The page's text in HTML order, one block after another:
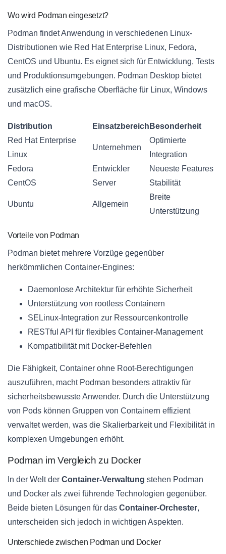
Wo wird Podman eingesetzt?
Podman findet Anwendung in verschiedenen Linux-
Distributionen wie Red Hat Enterprise Linux, Fedora,
CentOS und Ubuntu. Es eignet sich für Entwicklung, Tests
und Produktionsumgebungen. Podman Desktop bietet
zusätzlich eine grafische Oberfläche für Linux, Windows
und macOS.
Distribution Einsatzbereich Besonderheit
Red Hat Enterprise
Linux
Unternehmen
Optimierte
Integration
Fedora
Entwickler
Neueste Features
CentOS
Server Stabilität
Ubuntu Allgemein
Breite
Unterstützung
Vorteile von Podman
Podman bietet mehrere Vorzüge gegenüber
herkömmlichen Container-Engines:
Daemonlose Architektur für erhöhte Sicherheit
Unterstützung von rootless Containern
SELinux-Integration zur Ressourcenkontrolle
RESTful API für flexibles Container-Management
Kompatibilität mit Docker-Befehlen
Die Fähigkeit, Container ohne Root-Berechtigungen
auszuführen, macht Podman besonders attraktiv für
sicherheitsbewusste Anwender. Durch die Unterstützung
von Pods können Gruppen von Containern effizient
verwaltet werden, was die Skalierbarkeit und Flexibilität in
komplexen Umgebungen erhöht.
Podman im Vergleich zu Docker
In der Welt der Container-Verwaltung stehen Podman
und Docker als zwei führende Technologien gegenüber.
Beide bieten Lösungen für das Container-Orchester,
unterscheiden sich jedoch in wichtigen Aspekten.
Unterschiede zwischen Podman und Docker